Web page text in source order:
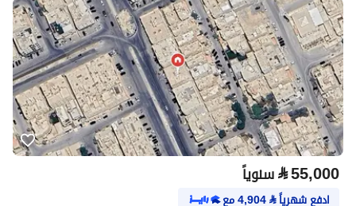
⃁55,000 سنوياً
ادفع شهرياً⃁
4,904مع